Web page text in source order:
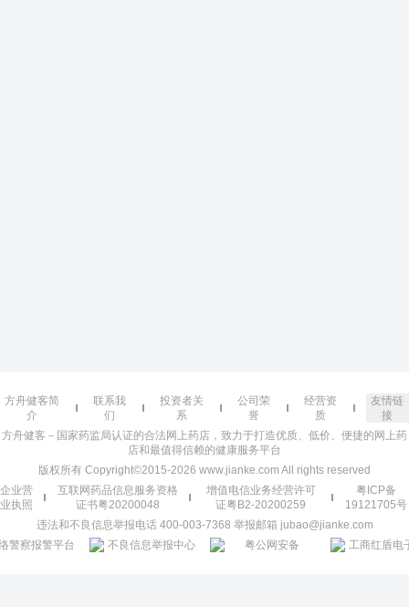
方舟健客简
介
联系我
们
投资者关
系
公司荣
誉
经营资
质
友情链
接
方舟健客－国家药监局认证的合法网上药店，致力于打造优质、低价、便捷的网上药
店和最值得信赖的健康服务平台
版权所有 Copyright©2015-2026 www.jianke.com All rights reserved
企业营
业执照
互联网药品信息服务资格
证书粤20200048
增值电信业务经营许可
证粤B2-20200259
粤ICP备
19121705号
违法和不良信息举报电话 400-003-7368 举报邮箱 jubao@jianke.com